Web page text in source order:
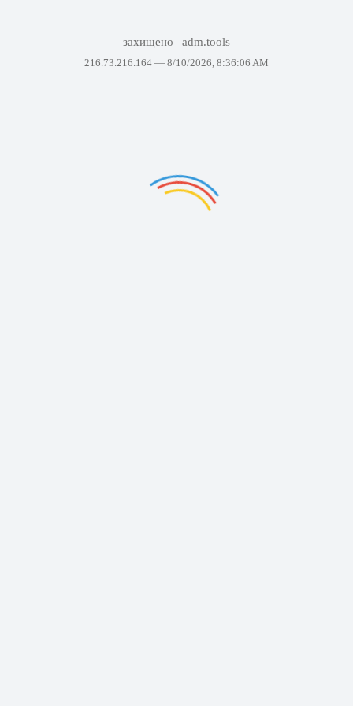
захищено adm.tools
216.73.216.164 — 8/10/2026, 8:36:06 AM